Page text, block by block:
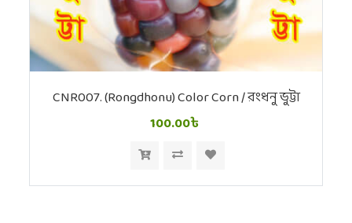
CNR007. (Rongdhonu) Color Corn / রংধনু ভুট্টা
100.00৳